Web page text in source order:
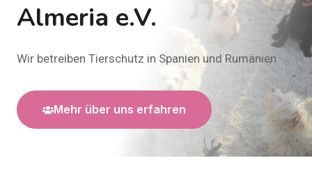
Almeria e.V.
Wir betreiben Tierschutz in Spanien und Rumänien
Mehr über uns erfahren